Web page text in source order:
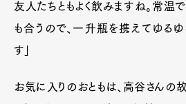
友人たちともよく飲みますね。常温
も合うので、一升瓶を携えてゆる
す」
お気に入りのおともは、高谷さんの